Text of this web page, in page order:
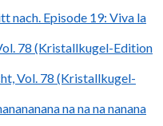
nach. Episode 19: Viva la
78 (Kristallkugel-Edition
Vol. 78 (Kristallkugel-
na na na nanana